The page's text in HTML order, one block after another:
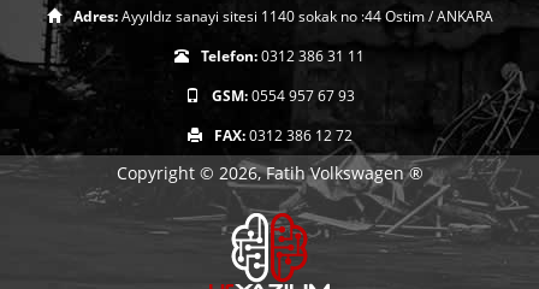
Adres:Ayyıldız sanayi sitesi 1140 sokak no :44 Ostim / ANKARA
Telefon:0312 386 31 11
GSM:0554 957 67 93
FAX:0312 386 12 72
Copyright © 2026, Fatih Volkswagen ®